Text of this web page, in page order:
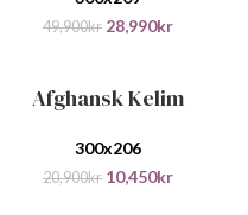
49,900kr 28,990kr
Afghansk Kelim
300x206
20,900kr 10,450kr